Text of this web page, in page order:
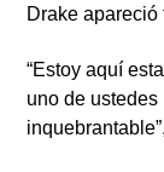
Drake apareció
“Estoy aquí
uno de